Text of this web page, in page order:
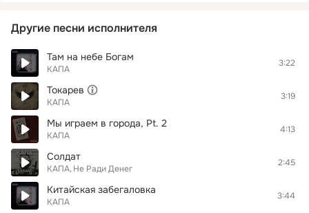
Другие песни исполнителя
Там на небе Богам
КАПА
3:22
Токарев
КАПА
3:19
Мы играем в города, Pt. 2
КАПА
4:13
Солдат
КАПА Не Ради Денег
2:45
Китайская забегаловка
КАПА
3:44